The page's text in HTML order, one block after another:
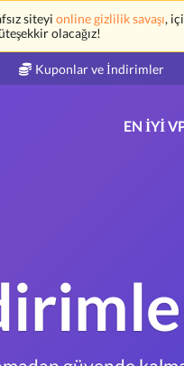
siteyi online gizlilik savaşı,
olacağız!
Kuponlar ve İndirimler
EN İYI